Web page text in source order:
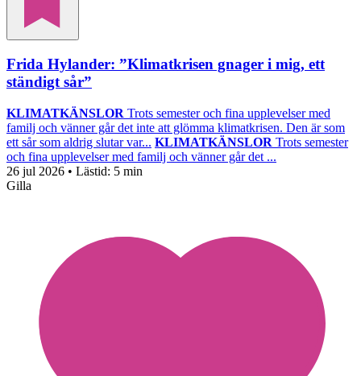
Frida Hylander: ”Klimatkrisen gnager i mig, ett
ständigt sår”
KLIMATKÄNSLOR Trots semester och fina upplevelser med
familj och vänner går det inte att glömma klimatkrisen. Den är som
ett sår som aldrig slutar var... KLIMATKÄNSLOR Trots semester
och fina upplevelser med familj och vänner går det ...
26 jul 2026 • Lästid: 5 min
Gilla